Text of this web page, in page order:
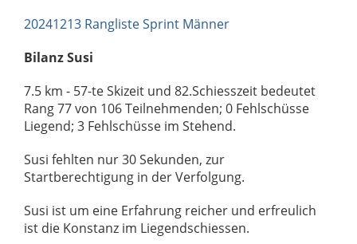
20241213 Rangliste Sprint Männer
Bilanz Susi
7.5 km - 57-te Skizeit und 82.Schiesszeit bedeutet
Rang 77 von 106 Teilnehmenden; 0 Fehlschüsse
Liegend; 3 Fehlschüsse im Stehend.
Susi fehlten nur 30 Sekunden, zur
Startberechtigung in der Verfolgung.
Susi ist um eine Erfahrung reicher und erfreulich
ist die Konstanz im Liegendschiessen.